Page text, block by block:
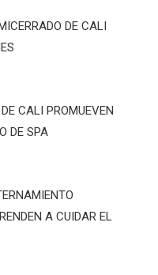
DE CALI
CALI PROMUEVEN
DE SPA
A CUIDAR EL